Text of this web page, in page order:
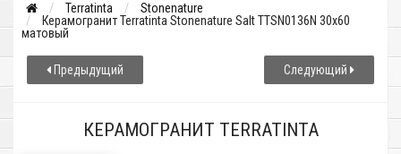
Terratinta
Stonenature
Керамогранит Terratinta Stonenature Salt TTSN0136N 30x60
матовый
Предыдущий Следующий
КЕРАМОГРАНИТ TERRATINTA